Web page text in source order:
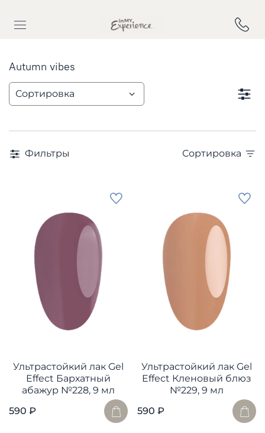
Autumn vibes
Фильтры Сортировка
Ультрастойкий лак Gel
Effect Бархатный
абажур №228, 9 мл
590 ₽
Ультрастойкий лак Gel
Effect Кленовый блюз
№229, 9 мл
590 ₽